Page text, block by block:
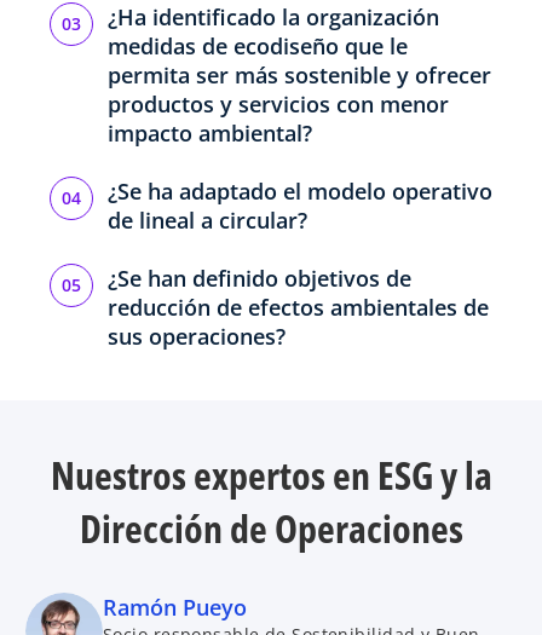
¿Ha identificado la organización
medidas de ecodiseño que le
permita ser más sostenible y ofrecer
productos y servicios con menor
impacto ambiental?
¿Se ha adaptado el modelo operativo
de lineal a circular?
¿Se han definido objetivos de
reducción de efectos ambientales de
sus operaciones?
Nuestros expertos en ESG y la
Dirección de Operaciones
Ramón Pueyo